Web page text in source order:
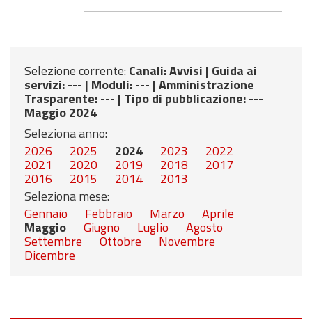
Selezione corrente: Canali: Avvisi | Guida ai
servizi: --- | Moduli: --- |Amministrazione
Trasparente: --- | Tipo di pubblicazione: ---
Maggio 2024
Seleziona anno:
2026
2025 2024 2023 2022
2021 2020 2019 2018 2017
2016 2015 2014
2013
Seleziona mese:
Gennaio
Febbraio Marzo Aprile
Maggio Giugno Luglio Agosto
Settembre Ottobre Novembre
Dicembre